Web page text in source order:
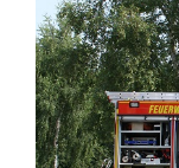
grösseres
Bild